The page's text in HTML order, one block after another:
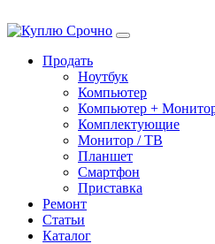
Продать
Ноутбук
Компьютер
Компьютер +
Комплектующие
Монитор / ТВ
Планшет
Смартфон
Приставка
Ремонт
Статьи
Каталог